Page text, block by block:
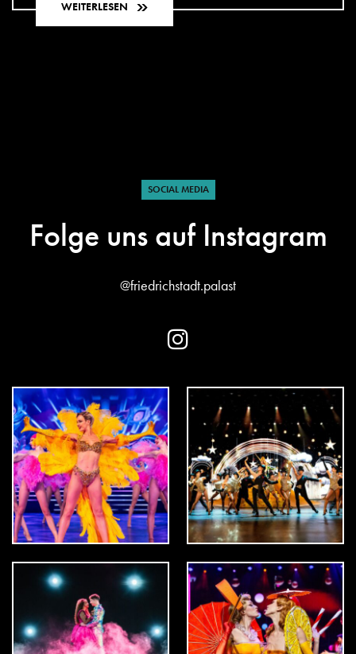
WEITERLESEN
SOCIAL MEDIA
Folge uns auf Instagram
@friedrichstadt.palast